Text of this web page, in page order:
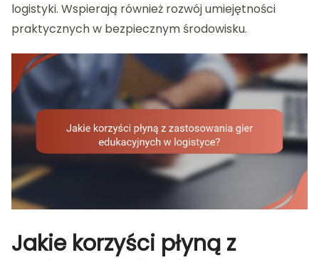
logistyki. Wspierają również rozwój umiejętności
praktycznych w bezpiecznym środowisku.
Jakie korzyści płyną z